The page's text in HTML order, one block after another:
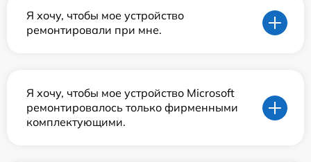
Я хочу, чтобы мое устройство
ремонтировали при мне.
Я хочу, чтобы мое устройство Microsoft
ремонтировалось только фирменными
комплектующими.